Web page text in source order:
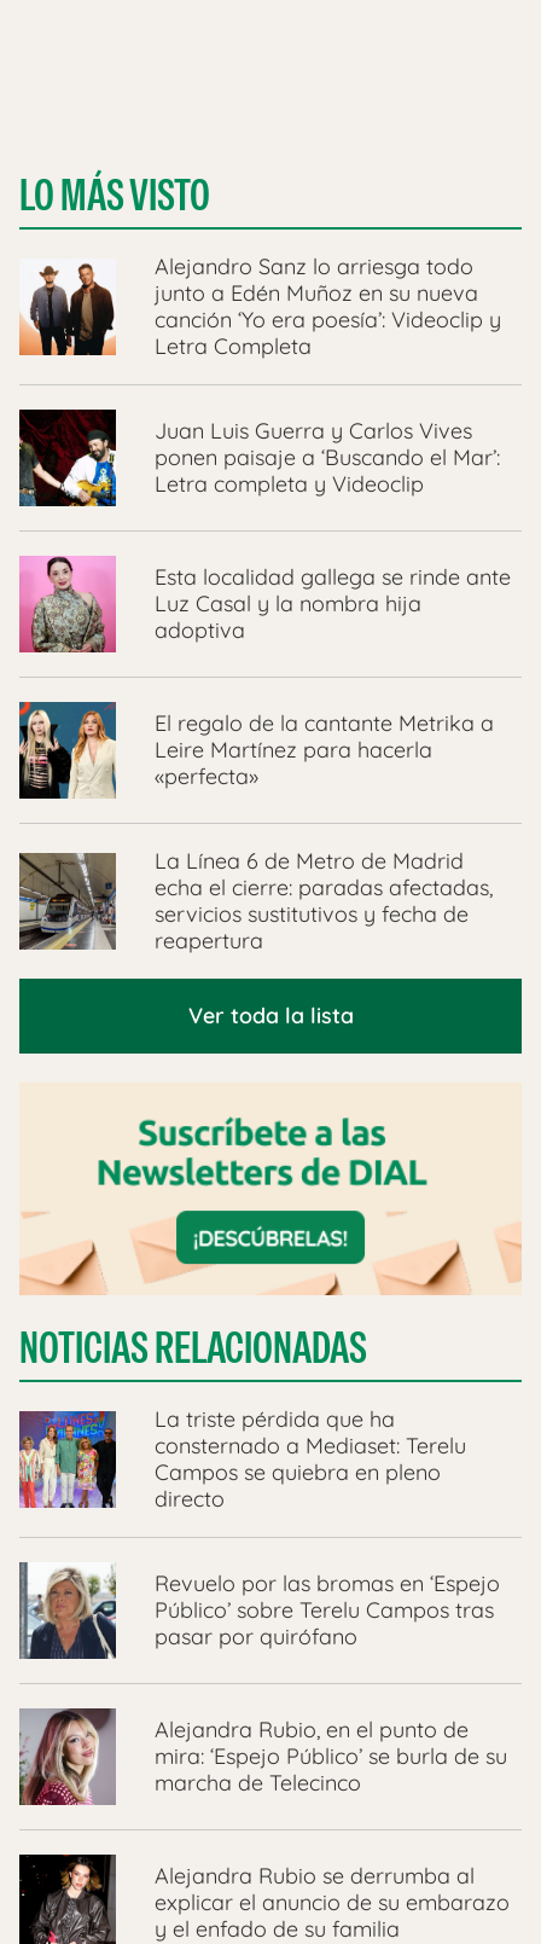
LO MÁS VISTO
Alejandro Sanz lo arriesga todo
junto a Edén Muñoz en su nueva
canción ‘Yo era poesía’: Videoclip y
Letra Completa
Juan Luis Guerra y Carlos Vives
ponen paisaje a ‘Buscando el Mar’:
Letra completa y Videoclip
Esta localidad gallega se rinde ante
Luz Casal y la nombra hija
adoptiva
El regalo de la cantante Metrika a
Leire Martínez para hacerla
«perfecta»
La Línea 6 de Metro de Madrid
echa el cierre: paradas afectadas,
servicios sustitutivos y fecha de
reapertura
Ver toda la lista
NOTICIAS RELACIONADAS
La triste pérdida que ha
consternado a Mediaset: Terelu
Campos se quiebra en pleno
directo
Revuelo por las bromas en ‘Espejo
Público’ sobre Terelu Campos tras
pasar por quirófano
Alejandra Rubio, en el punto de
mira: ‘Espejo Público’ se burla de su
marcha de Telecinco
Alejandra Rubio se derrumba al
explicar el anuncio de su embarazo
y el enfado de su familia